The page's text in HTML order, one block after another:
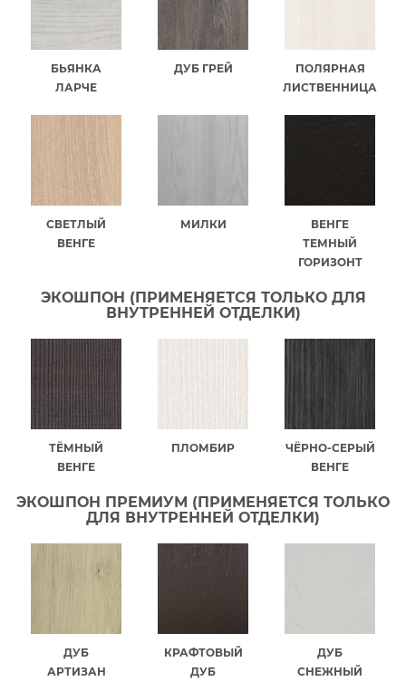
БЬЯНКА
ЛАРЧЕ
ДУБ ГРЕЙ
ПОЛЯРНАЯ
ЛИСТВЕННИЦА
СВЕТЛЫЙ
ВЕНГЕ
МИЛКИ
ВЕНГЕ
ТЕМНЫЙ
ГОРИЗОНТ
ЭКОШПОН (ПРИМЕНЯЕТСЯ ТОЛЬКО ДЛЯ
ВНУТРЕННЕЙ ОТДЕЛКИ)
ТЁМНЫЙ
ВЕНГЕ
ПЛОМБИР
ЧЁРНО-СЕРЫЙ
ВЕНГЕ
ЭКОШПОН ПРЕМИУМ (ПРИМЕНЯЕТСЯ ТОЛЬКО
ДЛЯ ВНУТРЕННЕЙ ОТДЕЛКИ)
ДУБ
АРТИЗАН
КРАФТОВЫЙ
ДУБ
ДУБ
СНЕЖНЫЙ